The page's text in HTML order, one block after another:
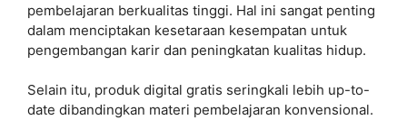
pembelajaran berkualitas tinggi. Hal ini sangat penting
dalam menciptakan kesetaraan kesempatan untuk
pengembangan karir dan peningkatan kualitas hidup.
Selain itu, produk digital gratis seringkali lebih up-to-
date dibandingkan materi pembelajaran konvensional.